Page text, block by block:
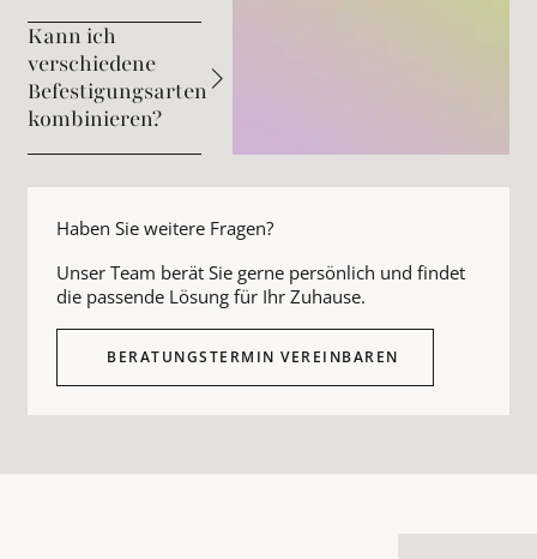
Kann ich
verschiedene
Befestigungsarten
kombinieren?
Haben Sie weitere Fragen?
Unser Team berät Sie gerne persönlich und findet
die passende Lösung für Ihr Zuhause.
BERATUNGSTERMIN VEREINBAREN